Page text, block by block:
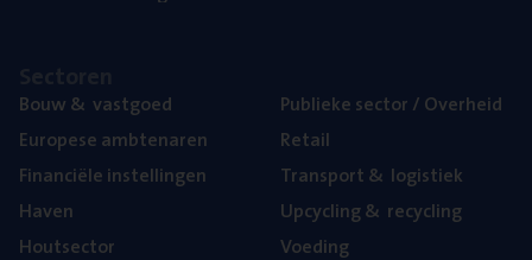
Bouw& vastgoed
Euro­pe­se ambtenaren
Finan­ci­ë­le instellingen
Haven
Hout­sec­tor
Publie­ke sec­tor / Overheid
Retail
Trans­port& logistiek
Upcy­cling& recycling
Voe­ding